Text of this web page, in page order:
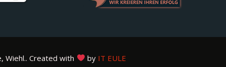
Wiehl.. Created with by IT EULE